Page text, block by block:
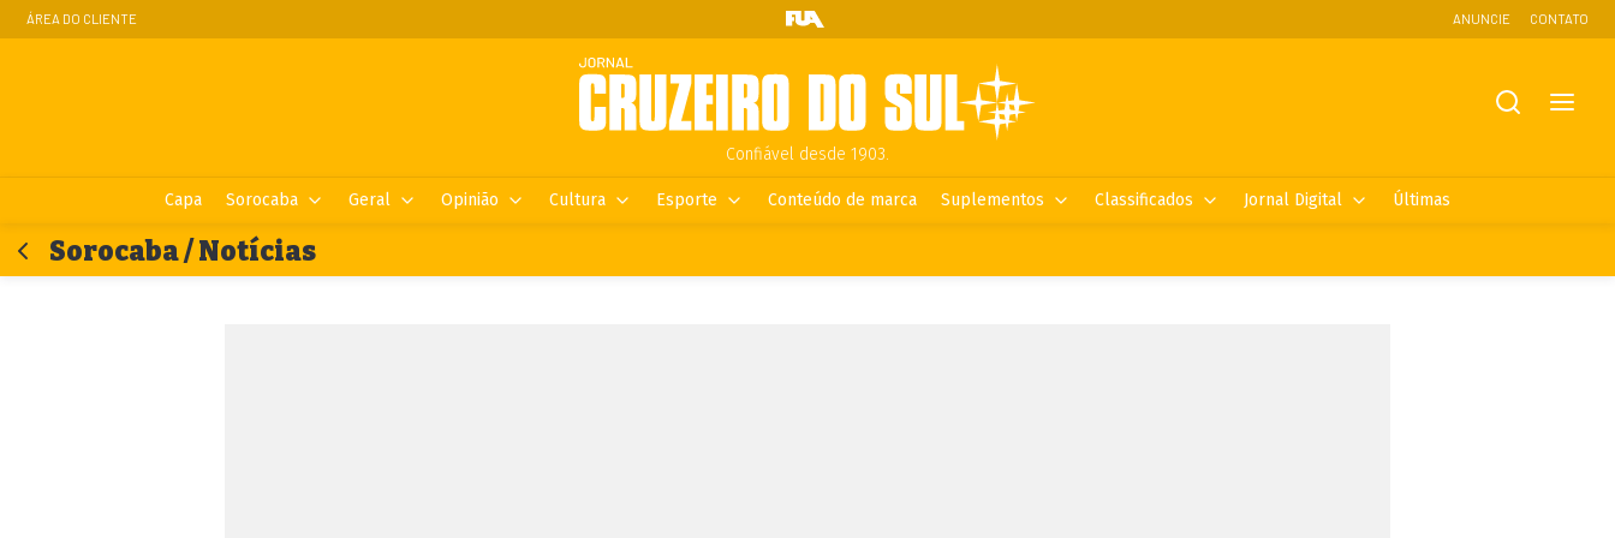
ÁREA DO CLIENTE ANUNCIE CONTATO
Confiável desde 1903.
Capa Sorocaba Geral Opinião Cultura Esporte Conteúdo de marca Suplementos Classificados Jornal Digital Últimas
Sorocaba / Notícias